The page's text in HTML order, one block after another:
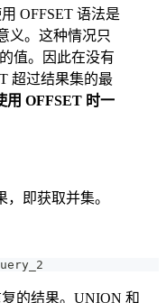
OFFSET 语法是
义。这种情况只
值。因此在没有
超过结果集的最
用 OFFSET 时一
即获取并集。
的结果。UNION 和